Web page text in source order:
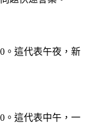
。這代表午夜，新
。這代表中午，一